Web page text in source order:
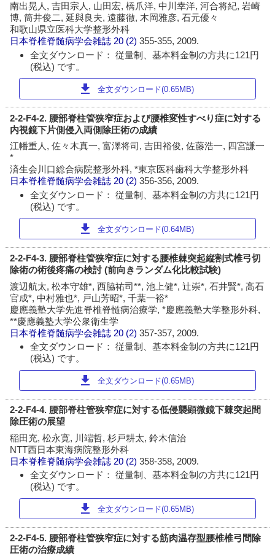
南出晃人, 吉田宗人, 山田宏, 橋爪洋, 中川幸洋, 河合将紀, 岩崎
博, 筒井俊二, 延與良夫, 遠藤徹, 木岡雅彦, 石元優々
和歌山県立医科大学整形外科
日本脊椎脊髄病学会雑誌 20 (2)355-355, 2009.
全文ダウンロード： 従量制、基本料金制の方共に121円
(税込) です。
download 全文ダウンロード(0.65MB)
2-2-F4-2. 腰部脊柱管狭窄症および腰椎変性すべり症に対する
内視鏡下片側侵入両側除圧術の成績
江幡重人, 佐々木真一, 富澤将司, 吉田裕俊, 佐藤浩一, 四宮謙一
*
済生会川口総合病院整形外科, *東京医科歯科大学整形外科
日本脊椎脊髄病学会雑誌 20 (2)356-356, 2009.
全文ダウンロード： 従量制、基本料金制の方共に121円
(税込) です。
download 全文ダウンロード(0.64MB)
2-2-F4-3. 腰部脊柱管狭窄症に対する腰椎棘突起縦割式椎弓切
除術の術後疼痛の検討 (前向きランダム化比較試験)
渡辺航太, 松本守雄*, 西脇祐司**, 池上健*, 辻崇*, 石井賢*, 高石
官成*, 中村雅也*, 戸山芳昭*, 千葉一裕*
慶應義塾大学先進脊椎脊髄病治療学, *慶應義塾大学整形外科,
**慶應義塾大学公衆衛生学
日本脊椎脊髄病学会雑誌 20 (2)357-357, 2009.
全文ダウンロード： 従量制、基本料金制の方共に121円
(税込) です。
download 全文ダウンロード(0.65MB)
2-2-F4-4. 腰部脊柱管狭窄症に対する低侵襲顕微鏡下棘突起間
除圧術の展望
稲田充, 松永寛, 川端哲, 杉戸耕太, 鈴木信治
NTT西日本東海病院整形外科
日本脊椎脊髄病学会雑誌 20 (2)358-358, 2009.
全文ダウンロード： 従量制、基本料金制の方共に121円
(税込) です。
download 全文ダウンロード(0.65MB)
2-2-F4-5. 腰部脊柱管狭窄症に対する筋肉温存型腰椎椎弓間除
圧術の治療成績